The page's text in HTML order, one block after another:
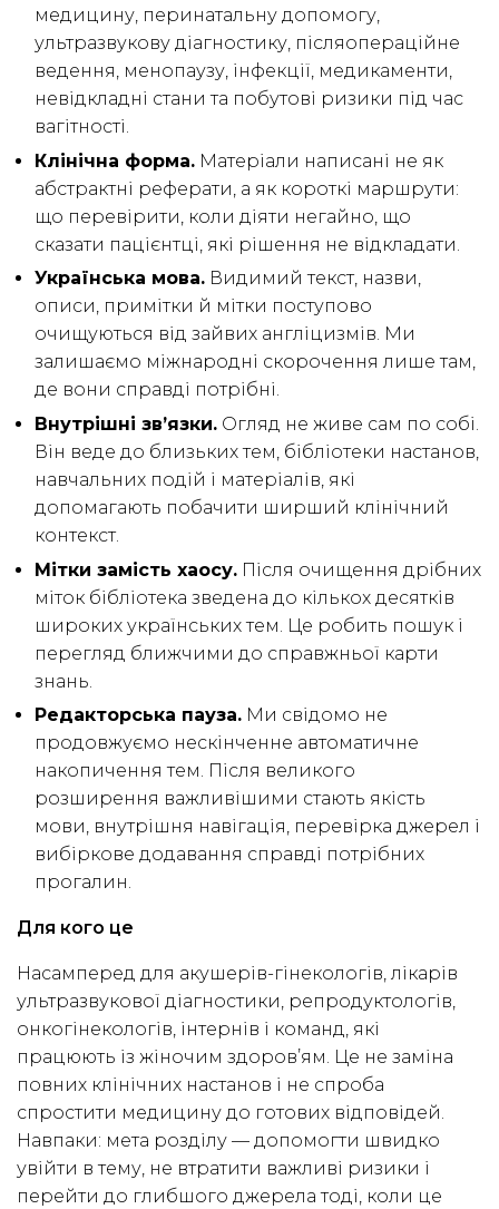
медицину, перинатальну допомогу,
ультразвукову діагностику, післяопераційне
ведення, менопаузу, інфекції, медикаменти,
невідкладні стани та побутові ризики під час
вагітності.
Клінічна форма. Матеріали написані не як
абстрактні реферати, а як короткі маршрути:
що перевірити, коли діяти негайно, що
сказати пацієнтці, які рішення не відкладати.
Українська мова. Видимий текст, назви,
описи, примітки й мітки поступово
очищуються від зайвих англіцизмів. Ми
залишаємо міжнародні скорочення лише там,
де вони справді потрібні.
Внутрішні зв’язки. Огляд не живе сам по собі.
Він веде до близьких тем, бібліотеки настанов,
навчальних подій і матеріалів, які
допомагають побачити ширший клінічний
контекст.
Мітки замість хаосу. Після очищення дрібних
міток бібліотека зведена до кількох десятків
широких українських тем. Це робить пошук і
перегляд ближчими до справжньої карти
знань.
Редакторська пауза. Ми свідомо не
продовжуємо нескінченне автоматичне
накопичення тем. Після великого
розширення важливішими стають якість
мови, внутрішня навігація, перевірка джерел і
вибіркове додавання справді потрібних
прогалин.
Для кого це
Насамперед для акушерів-гінекологів, лікарів
ультразвукової діагностики, репродуктологів,
онкогінекологів, інтернів і команд, які
працюють із жіночим здоров’ям. Це не заміна
повних клінічних настанов і не спроба
спростити медицину до готових відповідей.
Навпаки: мета розділу — допомогти швидко
увійти в тему, не втратити важливі ризики і
перейти до глибшого джерела тоді, коли це